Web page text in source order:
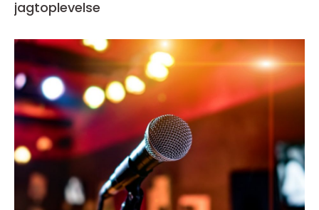
jagtoplevelse